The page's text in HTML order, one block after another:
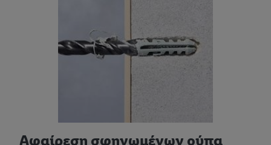
Αφαίρεση σφηνωμένων ούπα